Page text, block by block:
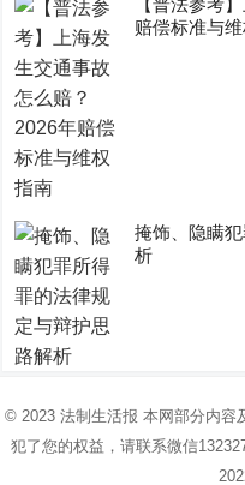
【普法参考
赔偿标准与
掩饰、隐瞒
析
© 2023 法制生活报 本网部分内容
犯了您的权益，请联系微信